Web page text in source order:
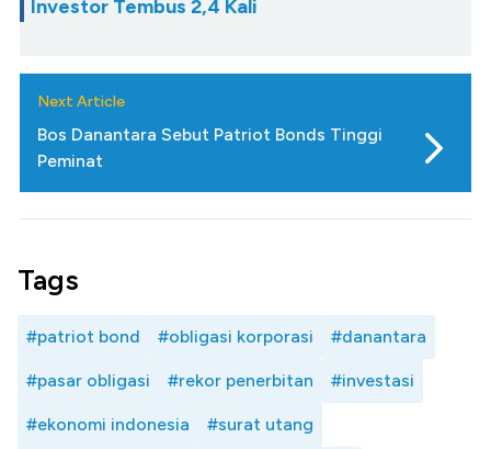
Investor Tembus 2,4 Kali
Next Article
Bos Danantara Sebut Patriot Bonds Tinggi
Peminat
Tags
#patriot bond #obligasi korporasi #danantara
#pasar obligasi #rekor penerbitan #investasi
#ekonomi indonesia #surat utang